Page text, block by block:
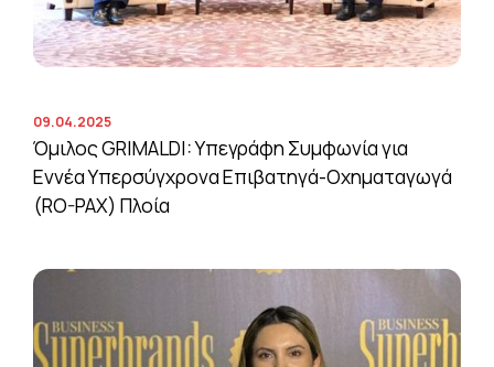
09.04.2025
Όμιλος GRIMALDI: Υπεγράφη Συμφωνία για
Εννέα Υπερσύγχρονα Επιβατηγά-Οχηματαγωγά
(RO-PAX) Πλοία